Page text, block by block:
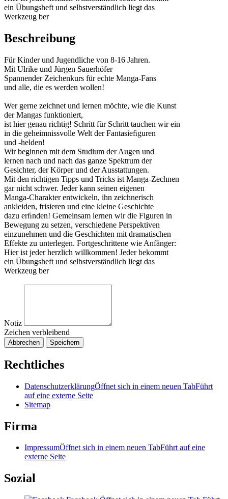
ein Übungsheft und selbstverständlich liegt das
Werkzeug ber
Beschreibung
Für Kinder und Jugendliche von 8-16 Jahren.
Mit Ulrike und Jürgen Sauerhöfer
Spannender Zeichenkurs für echte Manga-Fans
und alle, die es werden wollen!
Wer gerne zeichnet und lernen möchte, wie die Kunst
der Mangas funktioniert,
ist hier genau richtig! Schritt für Schritt tauchen wir ein
in die geheimnissvolle Welt der Fantasieﬁguren
und -helden!
Wir beginnen mit dem Studium der Augen und
lernen nach und nach das ganze Spektrum der
Gesichter, der Körper und der Ausstattungen.
Mit den richtigen Tipps und Tricks ist Manga-Zechnen
gar nicht schwer. Jeder kann seinen eigenen
Manga-Charakter entwickeln, ihn zeichnerisch
ankleiden, frisieren und eine kleine Geschichte
dazu erﬁnden! Gemeinsam lernen wir die Figuren in
Bewegung zu setzen, verschiedene Perspektiven
einzunehmen und die Geschichten mit dramatischen
Effekte zu unterlegen. Fortgeschrittene wie Anfänger:
Hier ist jeder herzlich willkommen! Jeder bekommt
ein Übungsheft und selbstverständlich liegt das
Werkzeug ber
Notiz
Zeichen verbleibend
Abbrechen Speichern
Rechtliches
DatenschutzerklärungÖffnet sich in einem neuen TabFührt
auf eine externe Seite
Sitemap
Firma
ImpressumÖffnet sich in einem neuen TabFührt auf eine
externe Seite
Sozial